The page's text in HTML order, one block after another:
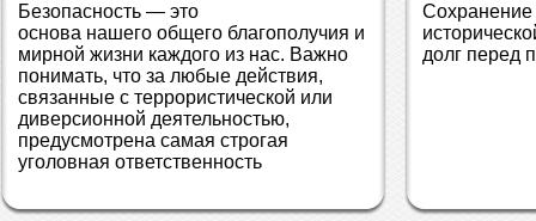
Безопасность — это
основа нашего общего благополучия и
мирной жизни каждого из нас. Важно
понимать, что за любые действия,
связанные с террористической или
диверсионной деятельностью,
предусмотрена самая строгая
уголовная ответственность
Сохранение
долг перед